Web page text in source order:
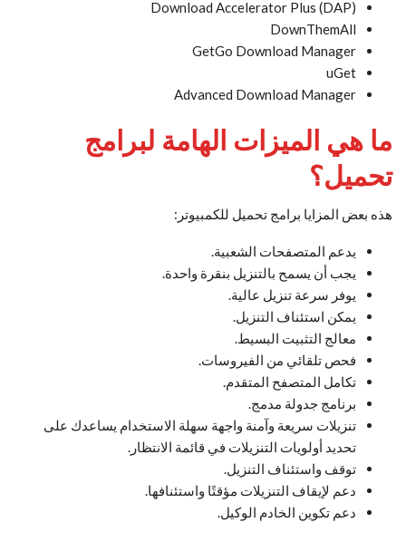
Download Accelerator Plus (DAP)
DownThemAll
GetGo Download Manager
uGet
Advanced Download Manager
ما هي الميزات الهامة لبرامج
تحميل؟
هذه بعض المزايا برامج تحميل للكمبيوتر:
يدعم المتصفحات الشعبية.
يجب أن يسمح بالتنزيل بنقرة واحدة.
يوفر سرعة تنزيل عالية.
يمكن استئناف التنزيل.
معالج التثبيت البسيط.
فحص تلقائي من الفيروسات.
تكامل المتصفح المتقدم.
برنامج جدولة مدمج.
تنزيلات سريعة وآمنة واجهة سهلة الاستخدام يساعدك على
تحديد أولويات التنزيلات في قائمة الانتظار.
توقف واستئناف التنزيل.
دعم لإيقاف التنزيلات مؤقتًا واستئنافها.
دعم تكوين الخادم الوكيل.